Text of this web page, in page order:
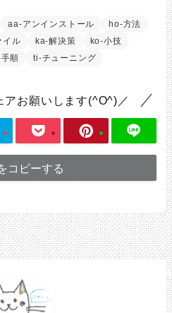
aa-アンインストール
ho-方法
イル ka-解決策
ko-小技
順 ti-チューニング
アお願いします(^O^)／
コピーする